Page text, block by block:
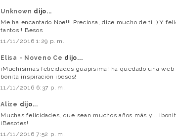
Unknown dijo...
Me ha encantado Noe!!! Preciosa, dice mucho de ti ;) Y
tantos!! Besos
11/11/2016 1:29 p. m.
Elisa - Noveno Ce dijo...
¡Muchísimas felicidades guapísima! ha quedado una web
bonita inspiración ¡besos!
11/11/2016 6:37 p. m.
Alize dijo...
Muchas felicidades, que sean muchos años más y...
¡Besotes!
11/11/2016 7:52 p. m.